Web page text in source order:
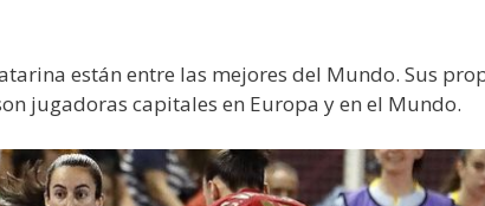
están entre las mejores del Mundo. Sus
jugadoras capitales en Europa y en el Mundo.